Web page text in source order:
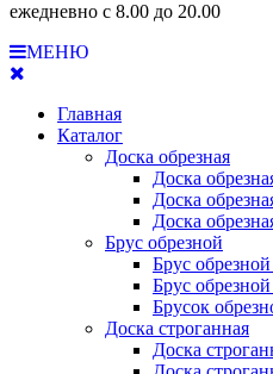
ежедневно с 8.00 до 20.00
МЕНЮ
Главная
Каталог
Доска обрезная
Доска
Доска
Доска
Брус обрезной
Брус
Брус обрезной
Брусок
Доска строганная
Доска